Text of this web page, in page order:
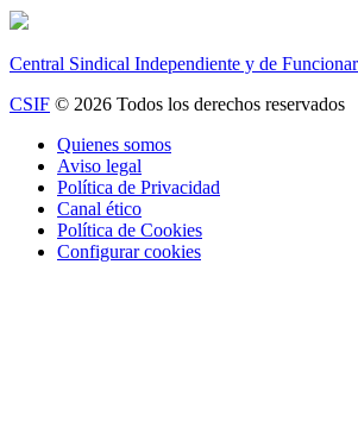
Central Sindical Independiente y de
CSIF © 2026 Todos los derechos reservados
Quienes somos
Aviso legal
Política de Privacidad
Canal ético
Política de Cookies
Configurar cookies